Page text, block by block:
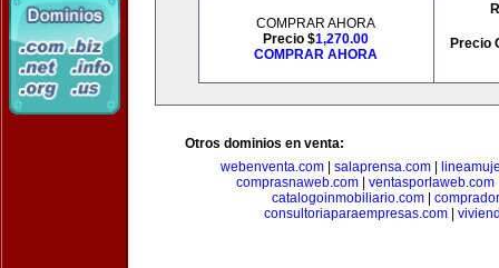
COMPRAR AHORA
Precio $1,270.00
COMPRAR AHORA
Precio
Otros dominios en venta:
webenventa.com
salaprensa.com
comprasnaweb.com
ventasporlaweb.com
catalogoinmobiliario.com|
consultoriaparaempresas.com|